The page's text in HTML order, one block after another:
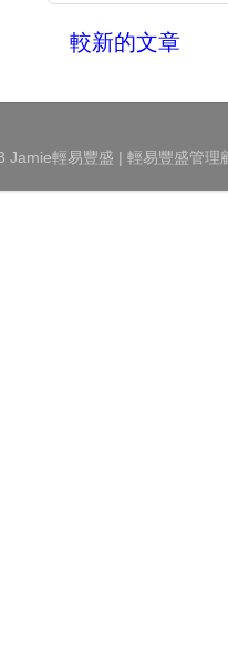
較新的文章
Jamie輕易豐盛 | 輕易豐盛管